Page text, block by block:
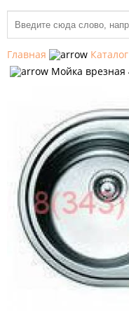
Главная
Мойка врезная
МЕБЕЛЬ
КУХНИ
МЯГКАЯ
МЕБЕЛЬ
ШКАФЫ
МЕБЕЛЬ
ДЛЯ
СПАЛЬНИ
МЕБЕЛЬ